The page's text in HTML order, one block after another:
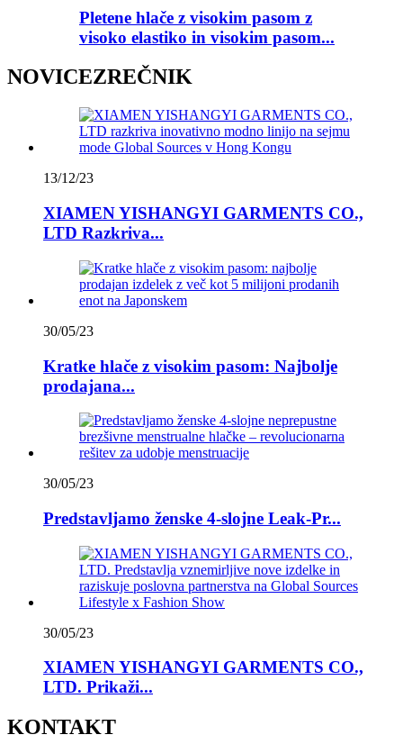
Pletene hlače z visokim pasom z
visoko elastiko in visokim pasom...
NOVICEZREČNIK
13/12/23
XIAMEN YISHANGYI GARMENTS CO.,
LTD Razkriva...
30/05/23
Kratke hlače z visokim pasom: Najbolje
prodajana...
30/05/23
Predstavljamo ženske 4-slojne Leak-Pr...
30/05/23
XIAMEN YISHANGYI GARMENTS CO.,
LTD. Prikaži...
KONTAKT